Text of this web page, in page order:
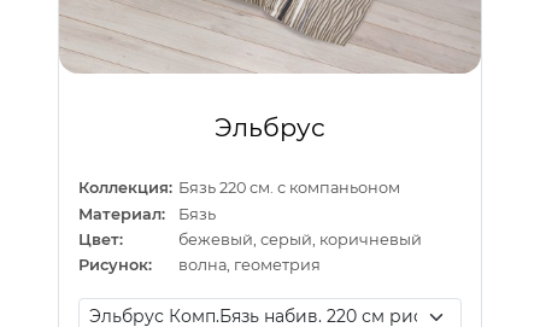
Эльбрус
Коллекция: Бязь 220 см. с компаньоном
Материал:
Бязь
Цвет:
бежевый, серый, коричневый
Рисунок:
волна, геометрия